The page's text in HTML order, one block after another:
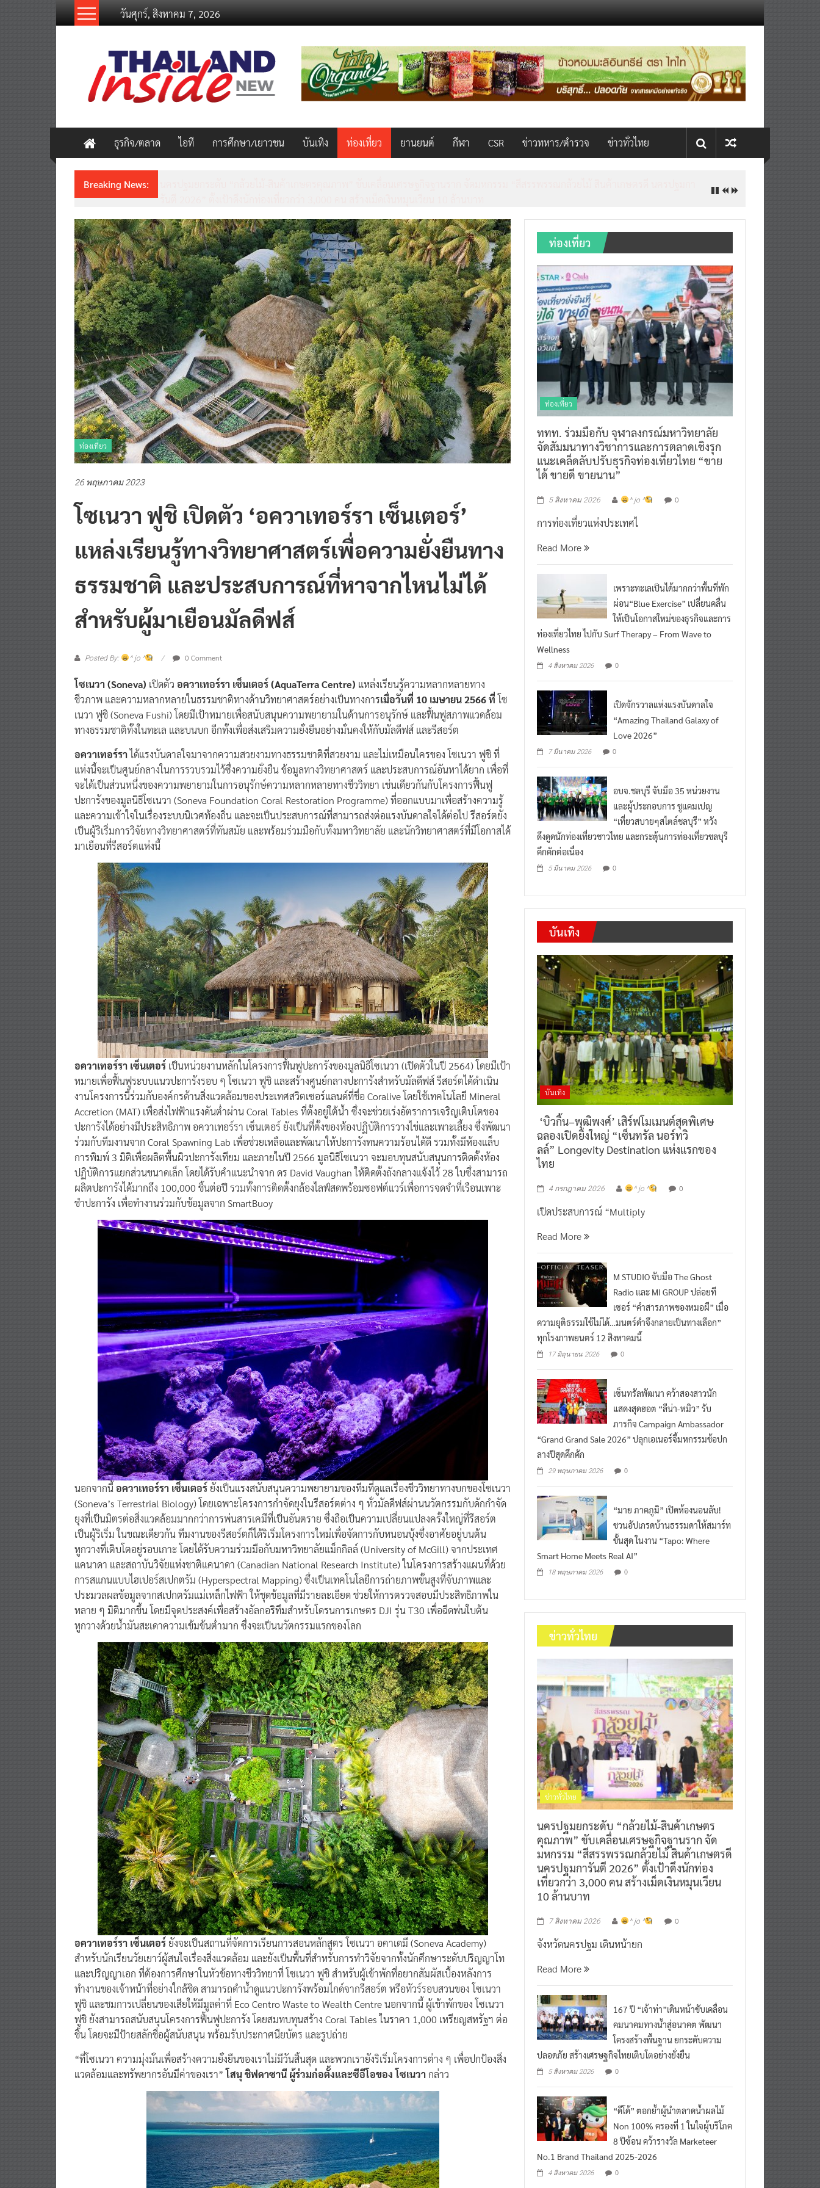
วันศุกร์, สิงหาคม 7, 2026
thailandinsidenew.com
Thailand
Inside
New
ธุรกิจ/ตลาด ไอที การศึกษา/เยาวชน บันเทิง ท่องเที่ยว ยานยนต์ กีฬา CSR ข่าวทหาร/ตำรวจ ข่าวทั่วไทย
Breaking News:
ท่องเที่ยว
โซเนวา ฟูชิ เปิดตัว ‘อควาเทอร์รา เซ็นเตอร์’
แหล่งเรียนรู้ทางวิทยาศาสตร์เพื่อความยั่งยืนทาง
ธรรมชาติ และประสบการณ์ที่หาจากไหนไม่ได้
สำหรับผู้มาเยือนมัลดีฟส์
โซเนวา (Soneva) อควาเทอร์รา เซ็นเตอร์ (AquaTerra Centre)
ชีวภาพ และความหลากหลายในธรรมชาติทางด้านวิทยาศาสตร์อย่างเป็นทางการเมื่อวันที่ 10 เมษายน 2566 ที่ โซ
เนวา ฟูชิ (Soneva Fushi) โดยมีเป้าหมายเพื่อสนับสนุนความพยายามในด้านการอนุรักษ์ และฟื้นฟูสภาพแวดล้อม
ทางธรรมชาติทั้งในทะเล และบนบก อีกทั้งเพื่อส่งเสริมความยั่งยืนอย่างมั่นคงให้กับมัลดีฟส์ และรีสอร์ต
อควาเทอร์รา
ได้แรงบันดาลใจมาจากความสวยงามทางธรรมชาติที่สวยงาม และไม่เหมือนใครของ โซเนวา ฟูชิ ที่
แห่งนี้จะเป็นศูนย์กลางในการรวบรวมไว้ซึ่งความยั่งยืน ข้อมูลทางวิทยาศาสตร์ และประสบการณ์อันหาได้ยาก เพื่อที่
จะได้เป็นส่วนหนึ่งของความพยายามในการอนุรักษ์ความหลากหลายทางชีววิทยา เช่นเดียวกันกับโครงการฟื้นฟู
ปะการังของมูลนิธิโซเนวา (Soneva Foundation Coral Restoration Programme) ที่ออกแบบมาเพื่อสร้างความรู้
และความเข้าใจในเรื่องระบบนิเวศท้องถิ่น และจะเป็นประสบการณ์ที่สามารถส่งต่อแรงบันดาลใจได้ต่อไป รีสอร์ตยัง
เป็นผู้ริเริ่มการวิจัยทางวิทยาศาสตร์ที่ทันสมัย และพร้อมร่วมมือกับทั้งมหาวิทยาลัย และนักวิทยาศาสตร์ที่มีโอกาสได้
มาเยือนที่รีสอร์ตแห่งนี้
อควาเทอร์รา เซ็นเตอร์เป็นหน่วยงานหลักในโครงการฟื้นฟูปะการังของมูลนิธิโซเนวา (เปิดตัวในปี 2564) โดยมีเป้า
หมายเพื่อฟื้นฟูระบบแนวปะการังรอบ ๆ โซเนวา ฟูชิ และสร้างศูนย์กลางปะการังสำหรับมัลดีฟส์ รีสอร์ตได้ดำเนิน
งานโครงการนี้ร่วมกับองค์กรด้านสิ่งแวดล้อมของประเทศสวิตเซอร์แลนด์ที่ชื่อ Coralive โดยใช้เทคโนโลยี Mineral
Accretion (MAT) เพื่อส่งไฟฟ้าแรงดันต่ำผ่าน Coral Tables ที่ตั้งอยู่ใต้น้ำ ซึ่งจะช่วยเร่งอัตราการเจริญเติบโตของ
ปะการังได้อย่างมีประสิทธิภาพ อควาเทอร์รา เซ็นเตอร์ ยังเป็นที่ตั้งของห้องปฏิบัติการวางไข่และเพาะเลี้ยง ซึ่งพัฒนา
ร่วมกับทีมงานจาก Coral Spawning Lab เพื่อช่วยเหลือและพัฒนาให้ปะการังทนความร้อนได้ดี รวมทั้งมีห้องแล็บ
การพิมพ์ 3 มิติเพื่อผลิตพื้นผิวปะการังเทียม และภายในปี 2566 มูลนิธิโซเนวา จะมอบทุนสนับสนุนการติดตั้งห้อง
ปฏิบัติการแยกส่วนขนาดเล็ก โดยได้รับคำแนะนำจาก ดร David Vaughan ให้ติดตั้งถังกลางแจ้งไว้ 28 ใบซึ่งสามารถ
ผลิตปะการังได้มากถึง 100,000 ชิ้นต่อปี รวมทั้งการติดตั้งกล้องไลฟ์สดพร้อมซอฟต์แวร์เพื่อการจดจำที่เรือนเพาะ
ชำปะการัง เพื่อทำงานร่วมกับข้อมูลจาก SmartBuoy
นอกจากนี้อควาเทอร์รา เซ็นเตอร์ยังเป็นแรงสนับสนุนความพยายามของทีมที่ดูแลเรื่องชีววิทยาทางบกของโซเนวา
(Soneva’s Terrestrial Biology) โดยเฉพาะโครงการกำจัดยุงในรีสอร์ตต่าง ๆ ทั่วมัลดีฟส์ผ่านนวัตกรรมกับดักกำจัด
ยุงที่เป็นมิตรต่อสิ่งแวดล้อมมากกว่าการพ่นสารเคมีที่เป็นอันตราย ซึ่งถือเป็นความเปลี่ยนแปลงครั้งใหญ่ที่รีสอร์ต
เป็นผู้ริเริ่ม ในขณะเดียวกัน ทีมงานของรีสอร์ตก็ได้ริเริ่มโครงการใหม่เพื่อจัดการกับหนอนบุ้งซึ่งอาศัยอยู่บนต้น
หูกวางที่เติบโตอยู่รอบเกาะ โดยได้รับความร่วมมือกับมหาวิทยาลัยแม็กกิลล์ (University of McGill) จากประเทศ
แคนาดา และสถาบันวิจัยแห่งชาติแคนาดา (Canadian National Research Institute) ในโครงการสร้างแผนที่ด้วย
การสแกนแบบไฮเปอร์สเปกตรัม (Hyperspectral Mapping) ซึ่งเป็นเทคโนโลยีการถ่ายภาพขั้นสูงที่จับภาพและ
ประมวลผลข้อมูลจากสเปกตรัมแม่เหล็กไฟฟ้า ให้ชุดข้อมูลที่มีรายละเอียด ช่วยให้การตรวจสอบมีประสิทธิภาพใน
หลาย ๆ มิติมากขึ้น โดยมีจุดประสงค์เพื่อสร้างอัลกอริทึมสำหรับโดรนการเกษตร DJI รุ่น T30 เพื่อฉีดพ่นใบต้น
หูกวางด้วยน้ำมันสะเดาความเข้มข้นต่ำมาก ซึ่งจะเป็นนวัตกรรมแรกของโลก
อควาเทอร์รา เซ็นเตอร์ยังจะเป็นสถานที่จัดการเรียนการสอนหลักสูตร โซเนวา อคาเดมี (Soneva Academy)
สำหรับนักเรียนวัยเยาว์ผู้สนใจเรื่องสิ่งแวดล้อม และยังเป็นพื้นที่สำหรับการทำวิจัยจากทั้งนักศึกษาระดับปริญญาโท
และปริญญาเอก ที่ต้องการศึกษาในหัวข้อทางชีววิทยาที่ โซเนวา ฟูชิ สำหรับผู้เข้าพักที่อยากสัมผัสเบื้องหลังการ
ทำงานของเจ้าหน้าที่อย่างใกล้ชิด สามารถดำน้ำดูแนวปะการังพร้อมไกด์จากรีสอร์ต หรือทัวร์รอบสวนของ โซเนวา
ฟูชิ และชมการเปลี่ยนของเสียให้มีมูลค่าที่ Eco Centro Waste to Wealth Centre นอกจากนี้ ผู้เข้าพักของ โซเนวา
ฟูชิ ยังสามารถสนับสนุนโครงการฟื้นฟูปะการัง โดยสมทบทุนสร้าง Coral Tables ในราคา 1,000 เหรียญสหรัฐฯ ต่อ
ชิ้น โดยจะมีป้ายสลักชื่อผู้สนับสนุน พร้อมรับประกาศนียบัตร และรูปถ่าย
“ที่โซเนวา ความมุ่งมั่นเพื่อสร้างความยั่งยืนของเราไม่มีวันสิ้นสุด และพวกเรายังริเริ่มโครงการต่าง ๆ เพื่อปกป้องสิ่ง
แวดล้อมและทรัพยากรอันมีค่าของเรา”โสนุ ชิฟดาซานี ผู้ร่วมก่อตั้งและซีอีโอของ โซเนวากล่าว
ท่องเที่ยว
ท่องเที่ยว
ททท. ร่วมมือกับ จุฬาลงกรณ์มหาวิทยาลัย
จัดสัมมนาทางวิชาการและการตลาดเชิงรุก
แนะเคล็ดลับปรับธุรกิจท่องเที่ยวไทย “ขาย
ได้ ขายดี ขายนาน”
การท่องเที่ยวแห่งประเทศไ
ผ่อน“Blue Exercise” เปลี่ยนคลื่น
ให้เป็นโอกาสใหม่ของธุรกิจและการ
ท่องเที่ยวไทย ไปกับ Surf Therapy – From Wave to
Wellness
“Amazing Thailand Galaxy of
Love 2026”
0
และผู้ประกอบการ ชูแคมเปญ
“เที่ยวสบายๆสไตล์ชลบุรี” หวัง
ดึงดูดนักท่องเที่ยวชาวไทย และกระตุ้นการท่องเที่ยวชลบุรี
คึกคักต่อเนื่อง
บันเทิง
บันเทิง
‘บิวกิ้น–พุฒิพงศ์’ เสิร์ฟโมเมนต์สุดพิเศษ
ฉลองเปิดยิ่งใหญ่ “เซ็นทรัล นอร์ทวิ
ลล์” Longevity Destination แห่งแรกของ
ไทย
เปิดประสบการณ์ “Multiply
Radio และ MI GROUP ปล่อยที
เซอร์ “คำสารภาพของหมอผี” เมื่อ
ความยุติธรรมใช้ไม่ได้…มนตร์ดำจึงกลายเป็นทางเลือก”
ทุกโรงภาพยนตร์ 12 สิงหาคมนี้
แสดงสุดฮอต “ลีน่า-หมิว” รับ
ภารกิจ Campaign Ambassador
“Grand Grand Sale 2026” ปลุกเอเนอร์จี้มหกรรมช้อปก
ลางปีสุดคึกคัก
29 พฤษภาคม 2026
ชวนอัปเกรดบ้านธรรมดาให้สมาร์ท
ขั้นสุด ในงาน “Tapo: Where
Smart Home Meets Real AI”
ข่าวทั่วไทย
ข่าวทั่วไทย
นครปฐมยกระดับ “กล้วยไม้-สินค้าเกษตร
คุณภาพ” ขับเคลื่อนเศรษฐกิจฐานราก จัด
มหกรรม “สีสรรพรรณกล้วยไม้ สินค้าเกษตรดี
นครปฐมการันตี 2026” ตั้งเป้าดึงนักท่อง
เที่ยวกว่า 3,000 คน สร้างเม็ดเงินหมุนเวียน
10 ล้านบาท
167 ปี “เจ้าท่า”เดินหน้าขับเคลื่อน
คมนาคมทางน้ำสู่อนาคต พัฒนา
โครงสร้างพื้นฐาน ยกระดับความ
ปลอดภัย สร้างเศรษฐกิจไทยเติบโตอย่างยั่งยืน
0
Non 100% ครองที่ 1 ในใจผู้บริโภค
8 ปีซ้อน คว้ารางวัล Marketeer
No.1 Brand Thailand 2025-2026
0